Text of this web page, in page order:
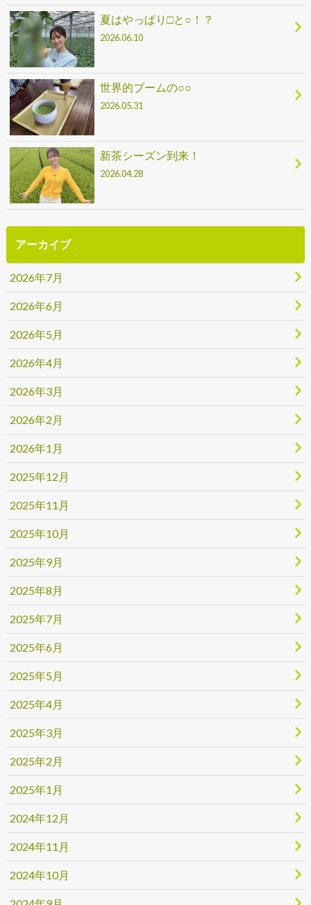
夏はやっぱり□と○！？
2026.06.10
世界的ブームの○○
2026.05.31
新茶シーズン到来！
2026.04.28
アーカイブ
2026年7月
2026年6月
2026年5月
2026年4月
2026年3月
2026年2月
2026年1月
2025年12月
2025年11月
2025年10月
2025年9月
2025年8月
2025年7月
2025年6月
2025年5月
2025年4月
2025年3月
2025年2月
2025年1月
2024年12月
2024年11月
2024年10月